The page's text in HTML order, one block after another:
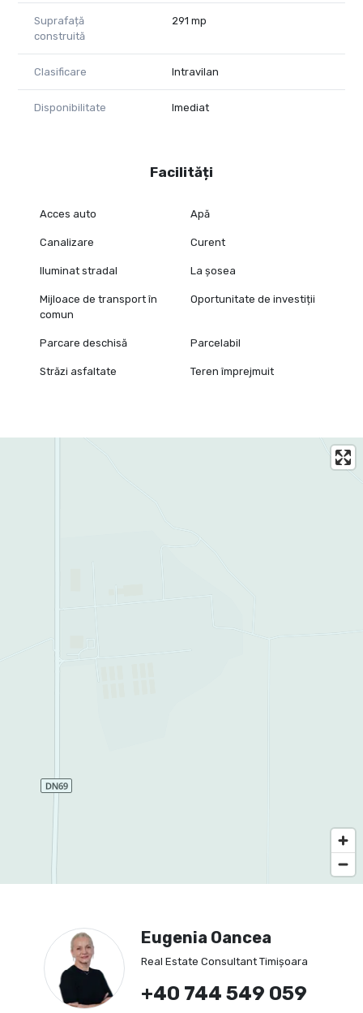
Suprafață
construită
291 mp
Clasificare Intravilan
Disponibilitate Imediat
Facilități
Acces auto Apă
Canalizare Curent
Iluminat stradal La șosea
Mijloace de transport în
comun
Oportunitate de investiții
Parcare deschisă Parcelabil
Străzi asfaltate Teren împrejmuit
Eugenia Oancea
Real Estate Consultant Timișoara
+40 744 549 059